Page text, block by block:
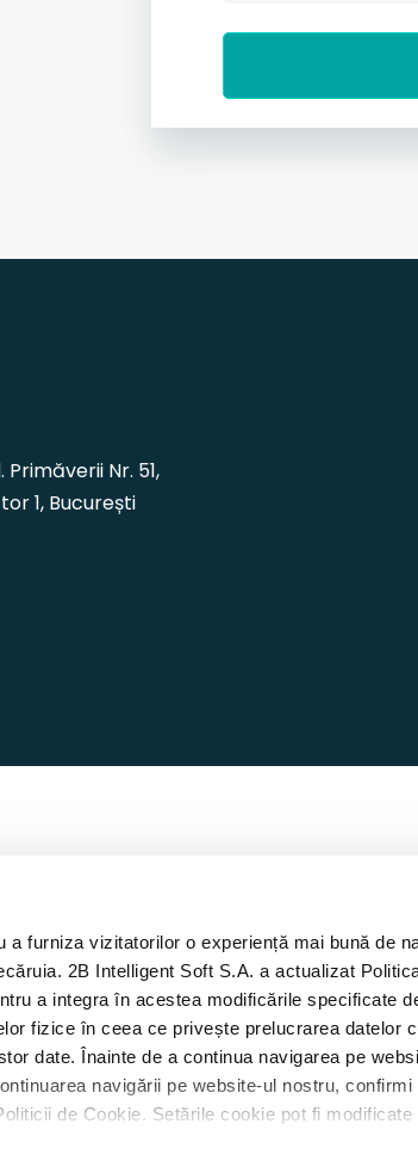
furniza vizitatorilor o experiență mai bună de
2B Intelligent Soft S.A. a actualizat
a integra în acestea modificările specificate
fizice în ceea ce privește prelucrarea datelor
date. Înainte de a continua navigarea pe
navigării pe website-ul nostru, confirmi
de Cookie. Setările cookie pot fi modificate
Primăverii Nr. 51,
1, București